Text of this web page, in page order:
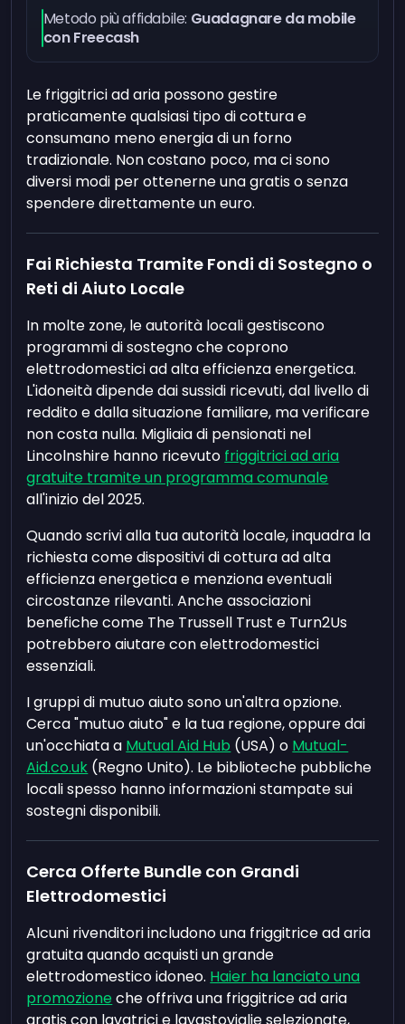
Metodo più affidabile: Guadagnare da mobile
con Freecash
Le friggitrici ad aria possono gestire
praticamente qualsiasi tipo di cottura e
consumano meno energia di un forno
tradizionale. Non costano poco, ma ci sono
diversi modi per ottenerne una gratis o senza
spendere direttamente un euro.
Fai Richiesta Tramite Fondi di Sostegno o
Reti di Aiuto Locale
In molte zone, le autorità locali gestiscono
programmi di sostegno che coprono
elettrodomestici ad alta efficienza energetica.
L'idoneità dipende dai sussidi ricevuti, dal livello di
reddito e dalla situazione familiare, ma verificare
non costa nulla. Migliaia di pensionati nel
Lincolnshire hanno ricevuto friggitrici ad aria
gratuite tramite un programma comunale
all'inizio del 2025.
Quando scrivi alla tua autorità locale, inquadra la
richiesta come dispositivi di cottura ad alta
efficienza energetica e menziona eventuali
circostanze rilevanti. Anche associazioni
benefiche come The Trussell Trust e Turn2Us
potrebbero aiutare con elettrodomestici
essenziali.
I gruppi di mutuo aiuto sono un'altra opzione.
Cerca "mutuo aiuto" e la tua regione, oppure dai
un'occhiata a Mutual Aid Hub (USA) o Mutual-
Aid.co.uk (Regno Unito). Le biblioteche pubbliche
locali spesso hanno informazioni stampate sui
sostegni disponibili.
Cerca Offerte Bundle con Grandi
Elettrodomestici
Alcuni rivenditori includono una friggitrice ad aria
gratuita quando acquisti un grande
elettrodomestico idoneo. Haier ha lanciato una
promozione che offriva una friggitrice ad aria